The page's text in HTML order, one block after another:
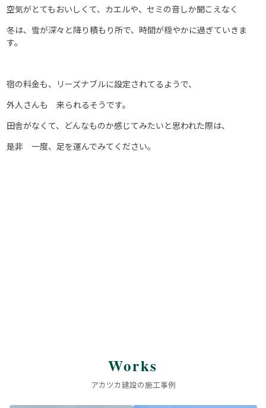
空気がとてもおいしくて、カエルや、セミの音しか聞こえなく
冬は、雪が深々と降り積もり所で、時間が穏やかに過ぎていきま
す。
宿の料金も、リーズナブルに設定されてるようで、
外人さんも 来られるそうです。
田舎がなくて、どんなものか感じてみたいと思われた際は、
是非 一度、足を運んでみてください。
Works
アカツカ建設の施工事例